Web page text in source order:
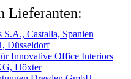
Lieferanten: